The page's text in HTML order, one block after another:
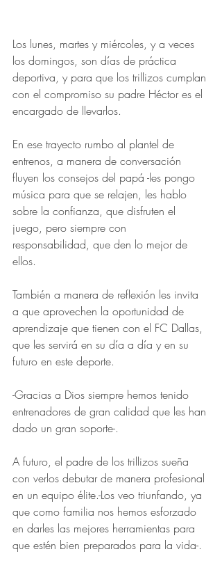
Los lunes, martes y miércoles, y a veces
los domingos, son días de práctica
deportiva, y para que los trillizos cumplan
con el compromiso su padre Héctor es el
encargado de llevarlos.
En ese trayecto rumbo al plantel de
entrenos, a manera de conversación
fluyen los consejos del papá -les pongo
música para que se relajen, les hablo
sobre la confianza, que disfruten el
juego, pero siempre con
responsabilidad, que den lo mejor de
ellos.
También a manera de reflexión les invita
a que aprovechen la oportunidad de
aprendizaje que tienen con el FC Dallas,
que les servirá en su día a día y en su
futuro en este deporte.
-Gracias a Dios siempre hemos tenido
entrenadores de gran calidad que les han
dado un gran soporte-.
A futuro, el padre de los trillizos sueña
con verlos debutar de manera profesional
en un equipo élite.-Los veo triunfando, ya
que como familia nos hemos esforzado
en darles las mejores herramientas para
que estén bien preparados para la vida-.